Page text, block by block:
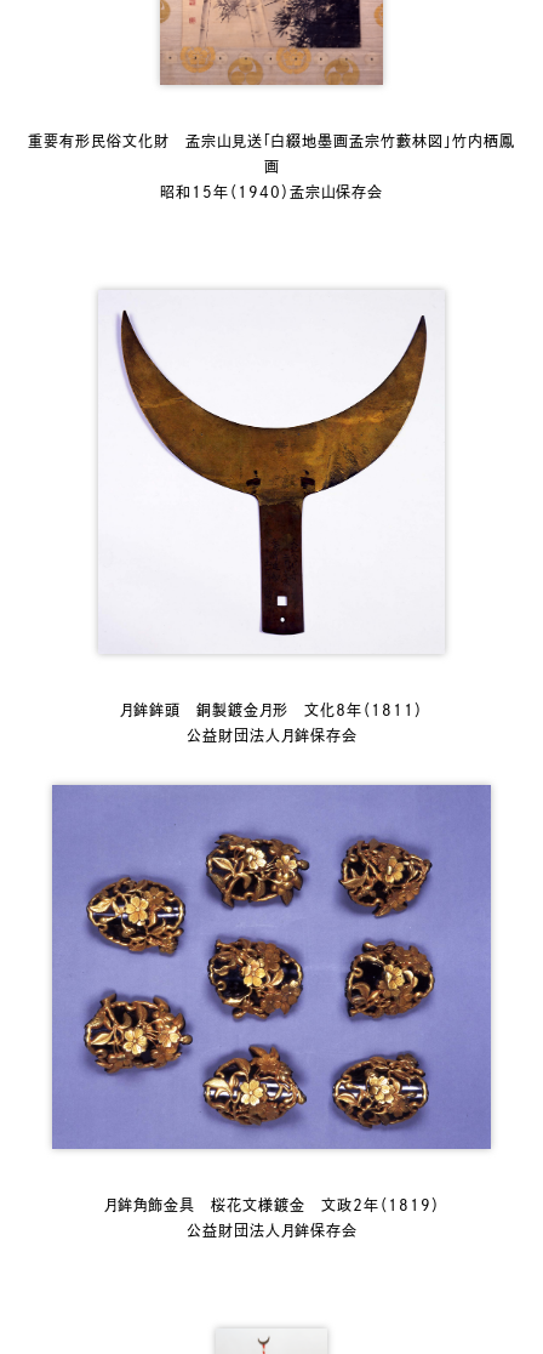
重要有形民俗文化財 孟宗山見送「白綴地墨画孟宗竹藪林図」竹内栖鳳
画
昭和15年（1940）孟宗山保存会
月鉾鉾頭 銅製鍍金月形 文化８年（1811）
公益財団法人月鉾保存会
月鉾角飾金具 桜花文様鍍金 文政２年（1819）
公益財団法人月鉾保存会